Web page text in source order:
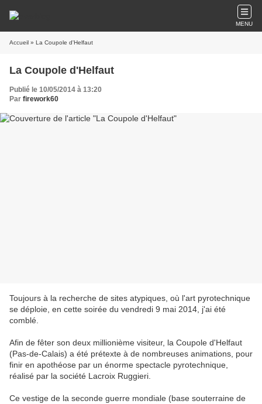
MENU
Accueil » La Coupole d'Helfaut
La Coupole d'Helfaut
Publié le 10/05/2014 à 13:20
Par firework60
Toujours à la recherche de sites atypiques, où l'art pyrotechnique
se déploie, en cette soirée du vendredi 9 mai 2014, j'ai été
comblé.
Afin de fêter son deux millionième visiteur, la Coupole d'Helfaut
(Pas-de-Calais) a été prétexte à de nombreuses animations, pour
finir en apothéose par un énorme spectacle pyrotechnique,
réalisé par la société Lacroix Ruggieri.
Ce vestige de la seconde guerre mondiale (base souterraine de